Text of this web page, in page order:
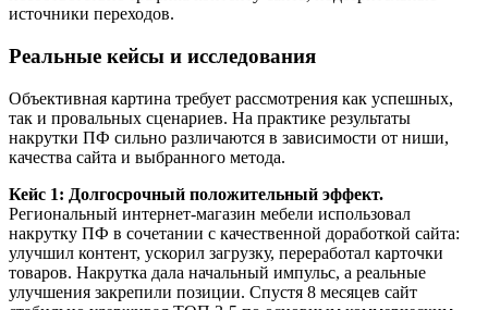
источники переходов.
Реальные кейсы и исследования
Объективная картина требует рассмотрения как успешных,
так и провальных сценариев. На практике результаты
накрутки ПФ сильно различаются в зависимости от ниши,
качества сайта и выбранного метода.
Кейс 1: Долгосрочный положительный эффект.
Региональный интернет-магазин мебели использовал
накрутку ПФ в сочетании с качественной доработкой сайта:
улучшил контент, ускорил загрузку, переработал карточки
товаров. Накрутка дала начальный импульс, а реальные
улучшения закрепили позиции. Спустя 8 месяцев сайт